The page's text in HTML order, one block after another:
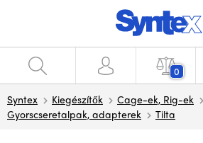
0
Syntex Kiegészítők
Cage-ek, Rig-ek
Gyorscseretalpak, adapterek
Tilta